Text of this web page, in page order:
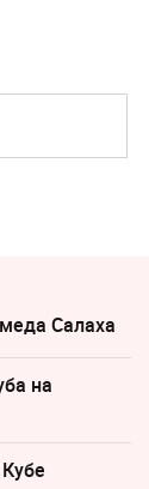
Салаха
на